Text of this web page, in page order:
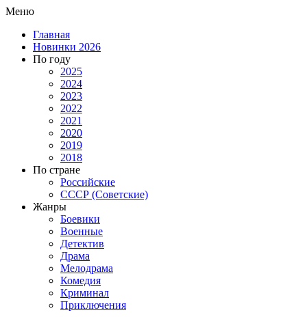
Меню
Главная
Новинки 2026
По году
2025
2024
2023
2022
2021
2020
2019
2018
По стране
Российские
СССР (Советские)
Жанры
Боевики
Военные
Детектив
Драма
Мелодрама
Комедия
Криминал
Приключения